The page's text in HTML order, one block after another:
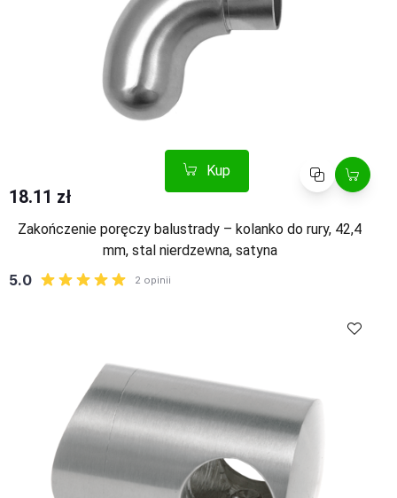
Kup Porównaj
18.11 zł
Zakończenie poręczy balustrady – kolanko do rury, 42,4
mm, stal nierdzewna, satyna